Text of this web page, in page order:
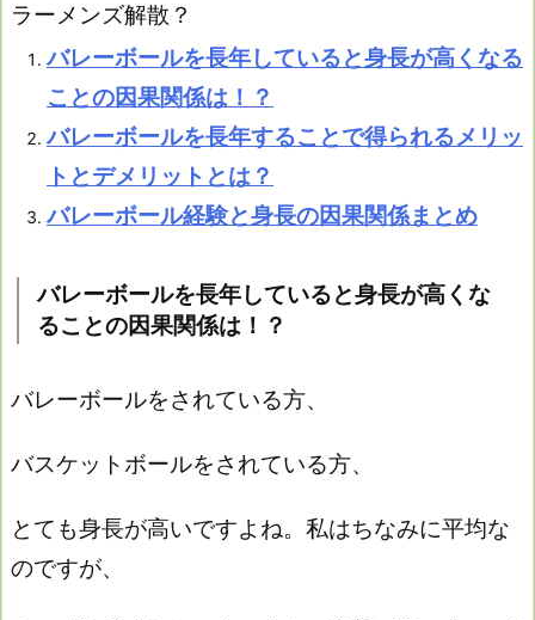
ラーメンズ解散？
バレーボールを長年していると身長が高くなる
ことの因果関係は！？
バレーボールを長年することで得られるメリッ
トとデメリットとは？
バレーボール経験と身長の因果関係まとめ
バレーボールを長年していると身長が高くな
ることの因果関係は！？
バレーボールをされている方、
バスケットボールをされている方、
とても身長が高いですよね。私はちなみに平均な
のですが、